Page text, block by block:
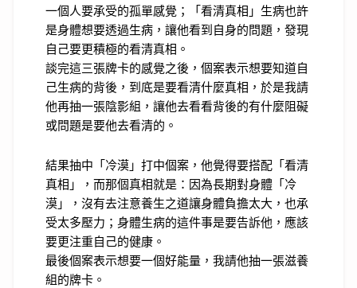
一個人要承受的孤單感覺；「看清真相」生病也許
是身體想要透過生病，讓他看到自身的問題，發現
自己要更積極的看清真相。
談完這三張牌卡的感覺之後，個案表示想要知道自
己生病的背後，到底是要看清什麼真相，於是我請
他再抽一張陰影組，讓他去看看背後的有什麼阻礙
或問題是要他去看清的。
結果抽中「冷漠」打中個案，他覺得要搭配「看清
真相」，而那個真相就是：因為長期對身體「冷
漠」，沒有去注意養生之道讓身體負擔太大，也承
受太多壓力；身體生病的這件事是要告訴他，應該
要更注重自己的健康。
最後個案表示想要一個好能量，我請他抽一張滋養
組的牌卡。